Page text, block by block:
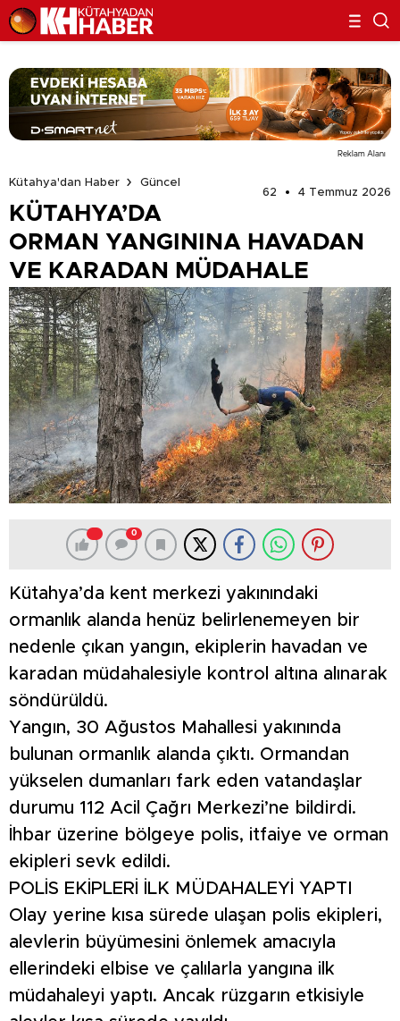
Reklam Alanı
Kütahya'dan Haber
Güncel
62
4 Temmuz 2026
KÜTAHYA’DA
ORMAN YANGININA HAVADAN
VE KARADAN MÜDAHALE
0
Kütahya’da kent merkezi yakınındaki
ormanlık alanda henüz belirlenemeyen bir
nedenle çıkan yangın, ekiplerin havadan ve
karadan müdahalesiyle kontrol altına alınarak
söndürüldü.
Yangın, 30 Ağustos Mahallesi yakınında
bulunan ormanlık alanda çıktı. Ormandan
yükselen dumanları fark eden vatandaşlar
durumu 112 Acil Çağrı Merkezi’ne bildirdi.
İhbar üzerine bölgeye polis, itfaiye ve orman
ekipleri sevk edildi.
POLİS EKİPLERİ İLK MÜDAHALEYİ YAPTI
Olay yerine kısa sürede ulaşan polis ekipleri,
alevlerin büyümesini önlemek amacıyla
ellerindeki elbise ve çalılarla yangına ilk
müdahaleyi yaptı. Ancak rüzgarın etkisiyle